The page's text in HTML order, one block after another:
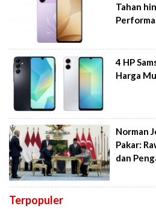
Tahan
4 HP
Harga
Norman
Pakar:
dan
Terpopuler